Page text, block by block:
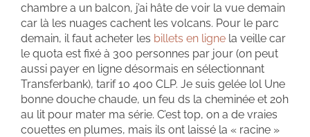
chambre a un balcon, j’ai hâte de voir la vue demain
car là les nuages cachent les volcans. Pour le parc
demain, il faut acheter les billets en ligne la veille car
le quota est fixé à 300 personnes par jour (on peut
aussi payer en ligne désormais en sélectionnant
Transferbank), tarif 10 400 CLP. Je suis gelée lol Une
bonne douche chaude, un feu ds la cheminée et 20h
au lit pour mater ma série. C’est top, on a de vraies
couettes en plumes, mais ils ont laissé la « racine »